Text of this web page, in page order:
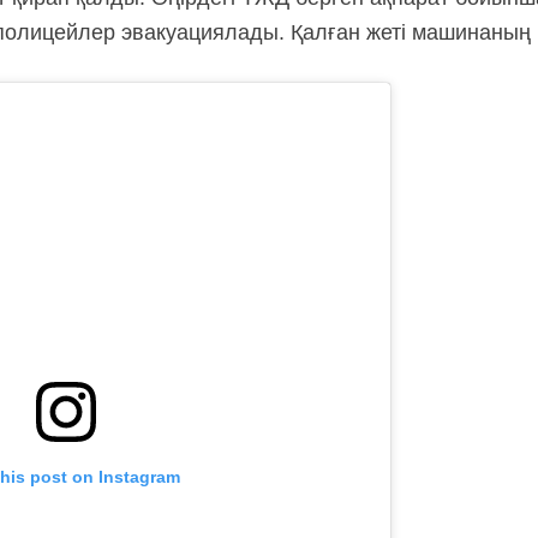
эвакуациялады. Қалған жеті
post on Instagram